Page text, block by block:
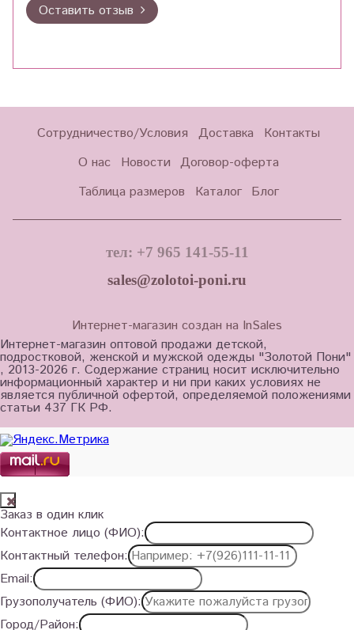
Оставить отзыв
Сотрудничество/Условия Доставка
Контакты
О нас
Новости Договор-оферта
Таблица размеров
Каталог Блог
тел: +7 965 141-55-11
sales@zolotoi-poni.ru
Интернет-магазин создан на InSales
Интернет-магазин оптовой продажи детской,
подростковой, женской и мужской одежды "Золотой Пони"
, 2013-2026 г. Содержание страниц носит исключительно
информационный характер и ни при каких условиях не
является публичной офертой, определяемой положениями
статьи 437 ГК РФ.
Заказ в один клик
Контактное лицо (ФИО):
Контактный телефон:
Email:
Грузополучатель (ФИО):
Город/Район: